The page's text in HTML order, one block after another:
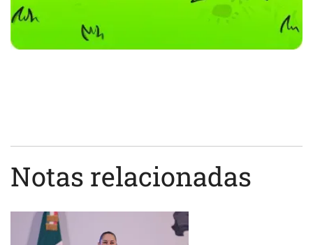
Notas relacionadas